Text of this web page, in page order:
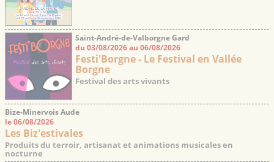
Saint-André-de-Valborgne Gard
du 03/08/2026 au 06/08/2026
Festi'Borgne - Le Festival en Vallée
Borgne
Festival des arts vivants
Bize-Minervois Aude
le 06/08/2026
Les Biz'estivales
Produits du terroir, artisanat et animations musicales en
nocturne